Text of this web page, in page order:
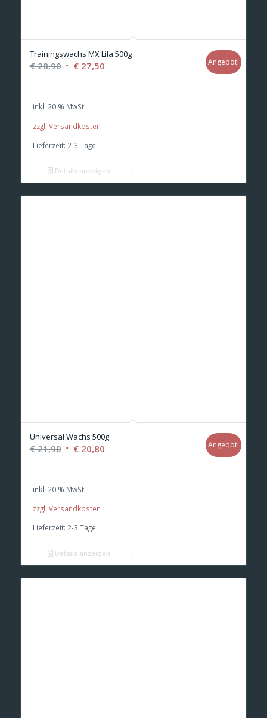
Trainingswachs MX Lila 500g
€28,90 Ursprünglicher
€ 28,90
€27,50Aktueller
Angebot!
inkl. 20 % MwSt.
zzgl. Versandkosten
Lieferzeit: 2-3 Tage
Details anzeigen
Universal Wachs 500g
€21,90 Ursprünglicher
€ 21,90
€20,80Aktueller
Angebot!
inkl. 20 % MwSt.
zzgl. Versandkosten
Lieferzeit: 2-3 Tage
Details anzeigen